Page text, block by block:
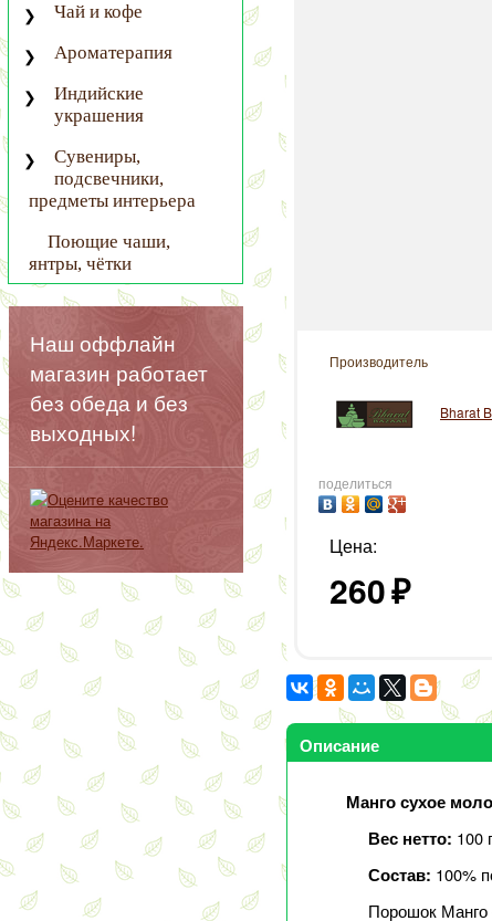
Производитель
Bharat
поделиться
Цена:
260₽
Описание
Манго сухое
Вес нетто: 100 г
Состав: 100%
Порошок Манго
Чай и кофе
Ароматерапия
Индийские
украшения
Сувениры,
подсвечники,
предметы интерьера
Поющие чаши,
янтры, чётки
Наш оффлайн
магазин работает
без обеда и без
выходных!